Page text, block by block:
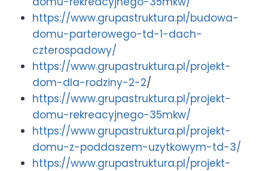
https://www.grupastruktura.pl/budowa-
domu-parterowego-td-1-dach-
czterospadowy/
https://www.grupastruktura.pl/projekt-
dom-dla-rodziny-2-2/
https://www.grupastruktura.pl/projekt-
domu-rekreacyjnego-35mkw/
https://www.grupastruktura.pl/projekt-
domu-z-poddaszem-uzytkowym-td-3/
https://www.grupastruktura.pl/projekt-